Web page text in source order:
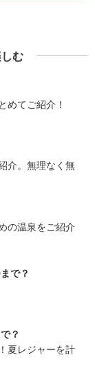
む
めてご紹介！
介。無理なく無
の温泉をご紹介
で？
？
夏レジャーを計